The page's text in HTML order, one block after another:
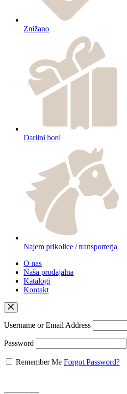
Znižano
Darilni boni
Najem prikolice / transporterja
O nas
Naša prodajalna
Katalogi
Kontakt
Username or Email Address
Password
Remember Me Forgot Password?